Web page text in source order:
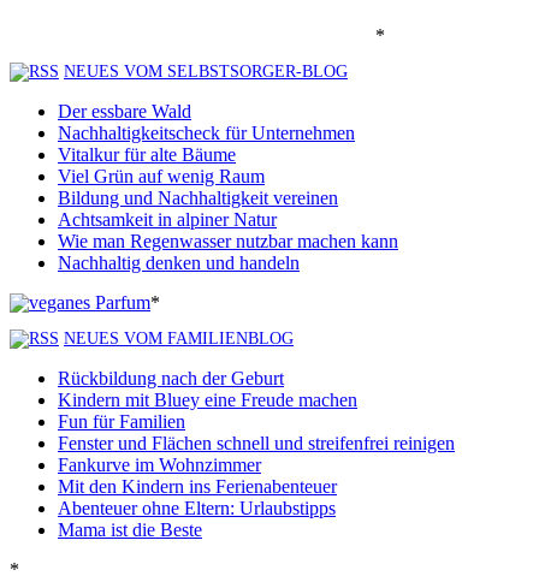
*
NEUES VOM SELBSTSORGER-BLOG
Der essbare Wald
Nachhaltigkeitscheck für Unternehmen
Vitalkur für alte Bäume
Viel Grün auf wenig Raum
Bildung und Nachhaltigkeit vereinen
Achtsamkeit in alpiner Natur
Wie man Regenwasser nutzbar machen kann
Nachhaltig denken und handeln
*
NEUES VOM FAMILIENBLOG
Rückbildung nach der Geburt
Kindern mit Bluey eine Freude machen
Fun für Familien
Fenster und Flächen schnell und streifenfrei reinigen
Fankurve im Wohnzimmer
Mit den Kindern ins Ferienabenteuer
Abenteuer ohne Eltern: Urlaubstipps
Mama ist die Beste
*